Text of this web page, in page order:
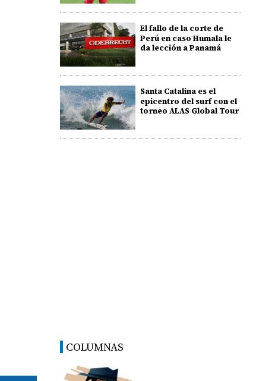
El fallo de la corte de
Perú en caso Humala le
da lección a Panamá
Santa Catalina es el
epicentro del surf con el
torneo ALAS Global Tour
COLUMNAS